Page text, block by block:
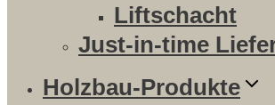
Liftschacht
Just-in-time
Holzbau-Produkte